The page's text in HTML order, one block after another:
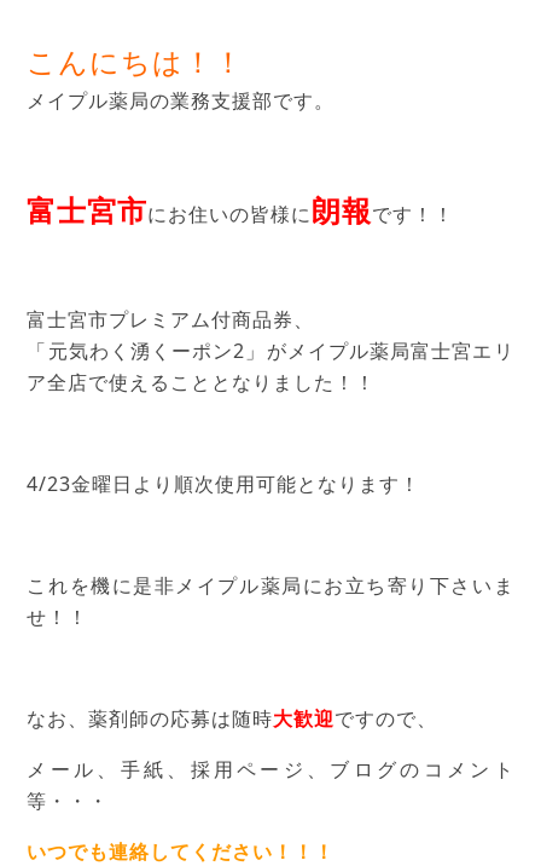
こんにちは！！
メイプル薬局の業務支援部です。
富士宮市にお住いの皆様に朗報です！！
富士宮市プレミアム付商品券、
「元気わく湧くーポン2」がメイプル薬局富士宮エリ
ア全店で使えることとなりました！！
4/23金曜日より順次使用可能となります！
これを機に是非メイプル薬局にお立ち寄り下さいま
せ！！
なお、薬剤師の応募は随時大歓迎ですので、
メール、手紙、採用ページ、ブログのコメント
等・・・
いつでも連絡してください！！！